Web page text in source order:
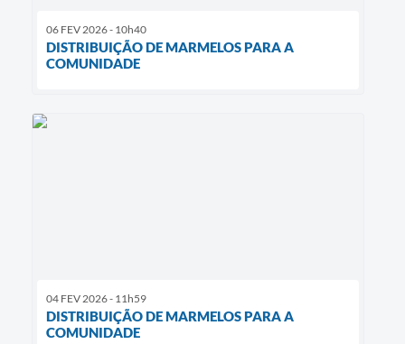
06 FEV 2026 - 10h40
DISTRIBUIÇÃO DE MARMELOS PARA A
COMUNIDADE
04 FEV 2026 - 11h59
DISTRIBUIÇÃO DE MARMELOS PARA A
COMUNIDADE